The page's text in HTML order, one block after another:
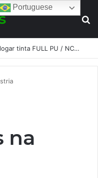
Roteiro de 90 dias: como homologar tinta FULL PU / NC-free na flexografia e rotogravura sem parar a produção –
na
Portuguese